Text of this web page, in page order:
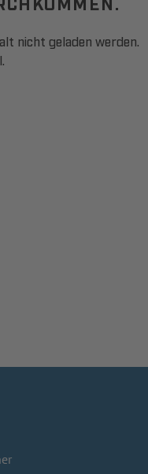
nicht geladen werden.